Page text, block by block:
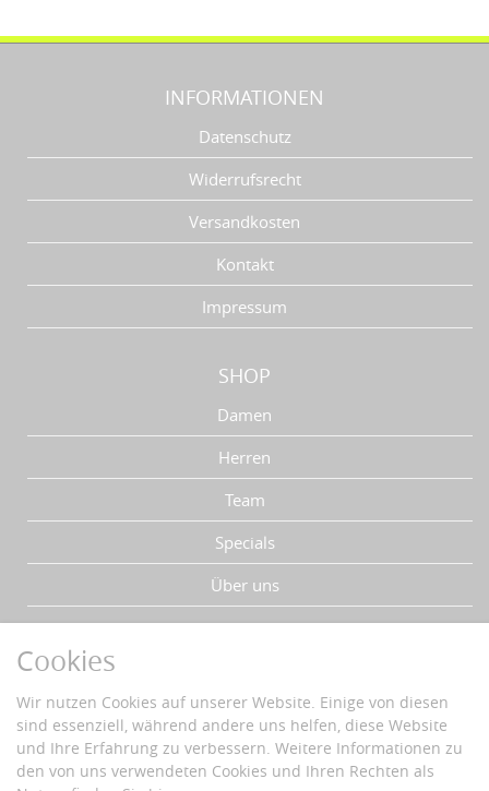
INFORMATIONEN
Datenschutz
Widerrufsrecht
Versandkosten
Kontakt
Impressum
SHOP
Damen
Herren
Team
Specials
Über uns
Käuferschutz
Datenschutz
Sichere Zahlung mit SSL-Verschlüsselung
Cookies
Wir nutzen Cookies auf unserer Website. Einige von diesen
sind essenziell, während andere uns helfen, diese Website
und Ihre Erfahrung zu verbessern. Weitere Informationen zu
den von uns verwendeten Cookies und Ihren Rechten als